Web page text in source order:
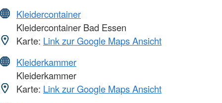
Kleidercontainer
Kleidercontainer Bad Essen
Karte: Link zur Google Maps Ansicht
Kleiderkammer
Kleiderkammer
Karte: Link zur Google Maps Ansicht